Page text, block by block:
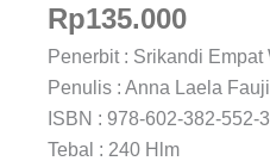
Rp135.000
Penerbit : Srikandi Empat
Penulis : Anna Laela
ISBN : 978-602-382-552-3
Tebal : 240 Hlm